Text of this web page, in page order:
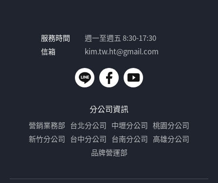
服務時間
週一至週五 8:30-17:30
信箱
kim.tw.ht@gmail.com
分公司資訊
營銷業務部 台北分公司 中壢分公司 桃園分公司
新竹分公司 台中分公司 台南分公司 高雄分公司
品牌營運部